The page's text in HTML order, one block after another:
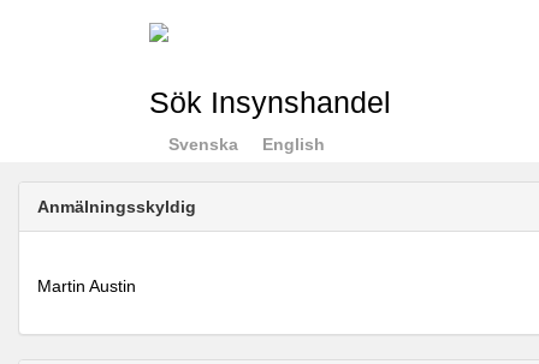
Sök Insynshandel
Svenska English
Anmälningsskyldig
Martin Austin